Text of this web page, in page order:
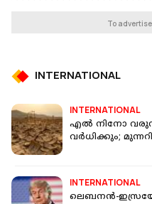
To
INTERNATIONAL
INTERNATIONAL
എൽ നിനോ
വർധിക്കും;
INTERNATIONAL
ലെബനൻ-